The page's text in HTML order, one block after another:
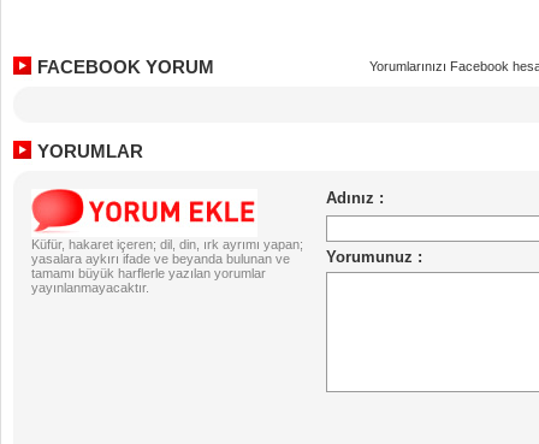
FACEBOOK YORUM Yorumlarınızı Facebook
YORUMLAR
Küfür, hakaret içeren; dil, din, ırk ayrımı yapan;
yasalara aykırı ifade ve beyanda bulunan ve
tamamı büyük harflerle yazılan yorumlar
yayınlanmayacaktır.